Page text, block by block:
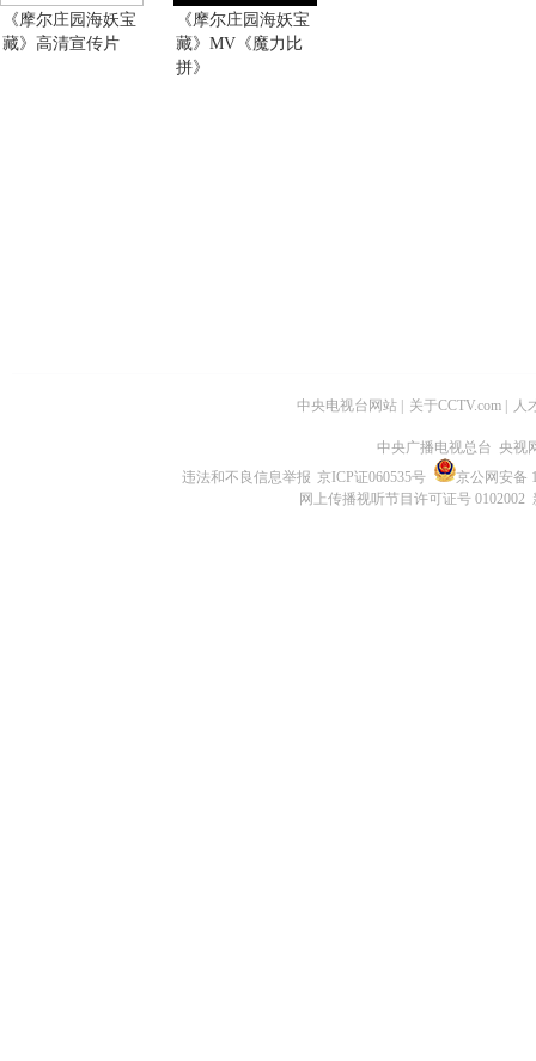
《摩尔庄园海妖宝
藏》高清宣传片
《摩尔庄园海妖宝
藏》MV《魔力比
拼》
中央电视台网站 关于CCTV.com 人
中央广播电视总台 央视
违法和不良信息举报 京ICP证060535号
京公网安备
网上传播视听节目许可证号 0102002